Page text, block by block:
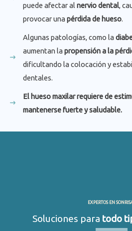
puede afectar al nervio dental,
provocar una pérdida de hueso.
Algunas patologías, como la
aumentan la propensión a la
dificultando la colocación y
dentales.
El hueso maxilarrequiere de
mantenersefuerte y saludable.
EXPERTOS EN
Soluciones para todo